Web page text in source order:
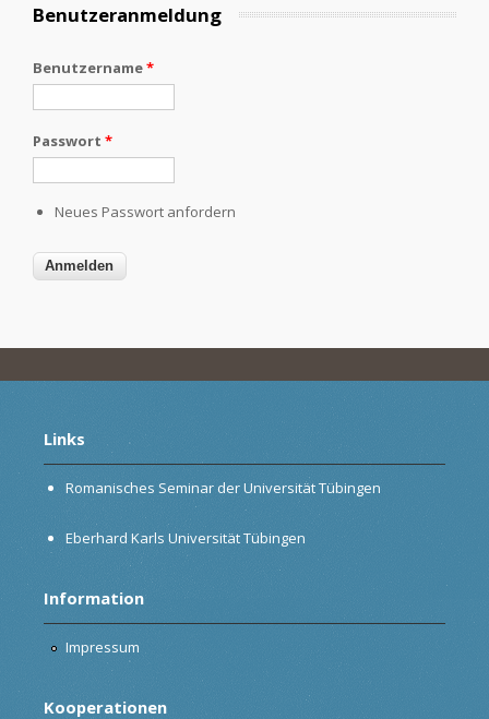
Benutzeranmeldung
Benutzername*
Passwort *
Neues Passwort anfordern
Links
Romanisches Seminar der Universität Tübingen
Eberhard Karls Universität Tübingen
Information
Impressum
Kooperationen